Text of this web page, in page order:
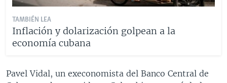
TAMBIÉN LEA
Inflación y dolarización golpean a la
economía cubana
Pavel Vidal, un execonomista del Banco Central de